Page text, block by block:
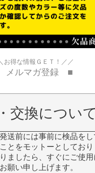
お得な情報ＧＥＴ！／／
ルマガ登録 ■
交換につい
送前には事前に検品を
とをモットーとしてお
ましたら、すぐにご使
願い申し上げます。